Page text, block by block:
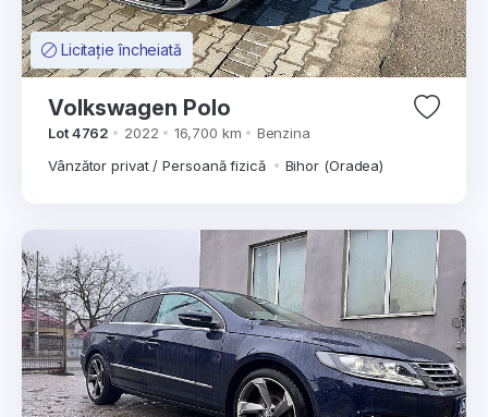
Licitație încheiată
Volkswagen Polo
Lot 4762 2022 16,700 km
Benzina
Vânzător privat / Persoană fizică
Bihor (Oradea)